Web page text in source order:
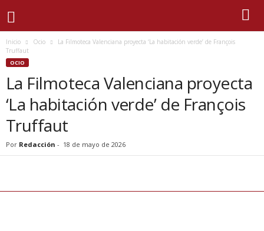
Inicio Ocio
La Filmoteca Valenciana proyecta ‘La habitación verde’ de François
Truffaut
OCIO
La Filmoteca Valenciana proyecta
‘La habitación verde’ de François
Truffaut
Por Redacción - 18 de mayo de 2026